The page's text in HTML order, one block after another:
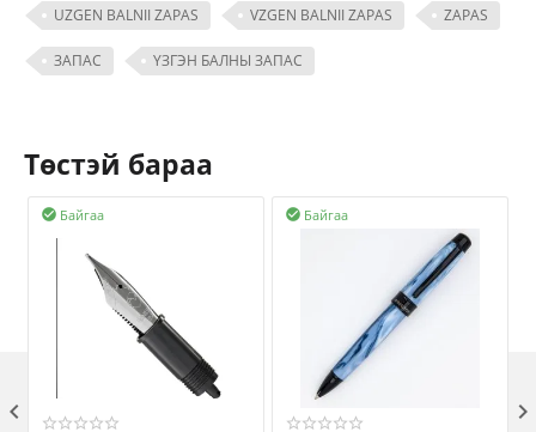
UZGEN BALNII ZAPAS VZGEN BALNII ZAPAS ZAPAS
ЗАПАС ҮЗГЭН БАЛНЫ ЗАПАС
Төстэй бараа
Байгаа
 Байгаа

 